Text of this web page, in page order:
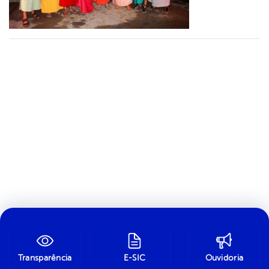
Transparência E-SIC Ouvidoria